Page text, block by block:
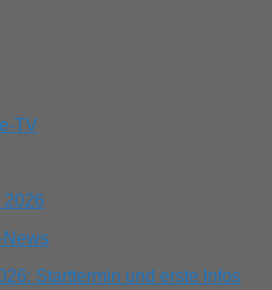
TV
News
Starttermin und erste Infos